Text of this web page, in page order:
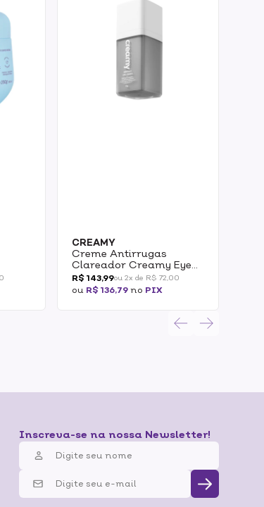
CREAMY
Creme Antirrugas
Clareador Creamy Eye
Cream 15g
R$ 143,99ou 2x de R$ 72,00
ou R$ 136,79no PIX
Inscreva-se na nossa Newsletter!